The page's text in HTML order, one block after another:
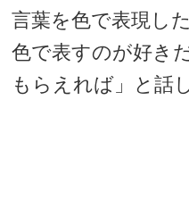
言葉を色で表現し
色で表すのが好き
もらえれば」と話